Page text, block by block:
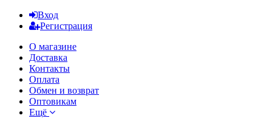
Вход
Регистрация
О магазине
Доставка
Контакты
Оплата
Обмен и возврат
Оптовикам
Ещё